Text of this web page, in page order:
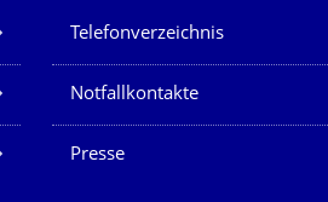
Telefonverzeichnis
Notfallkontakte
Presse